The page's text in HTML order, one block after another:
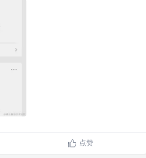
点赞